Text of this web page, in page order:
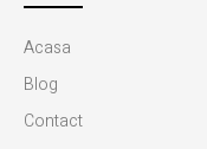
Acasa
Blog
Contact